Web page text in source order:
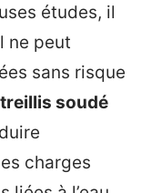
études, il
ne peut
sans risque
treillis soudé
charges